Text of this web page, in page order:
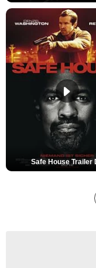
Safe House Trailer